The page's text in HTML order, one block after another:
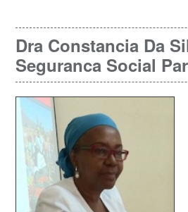
Dra Constancia Da
Seguranca Social